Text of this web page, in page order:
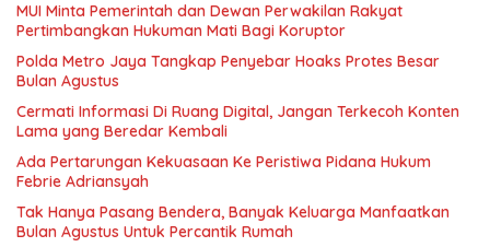
MUI Minta Pemerintah dan Dewan Perwakilan Rakyat
Pertimbangkan Hukuman Mati Bagi Koruptor
Polda Metro Jaya Tangkap Penyebar Hoaks Protes Besar
Bulan Agustus
Cermati Informasi Di Ruang Digital, Jangan Terkecoh Konten
Lama yang Beredar Kembali
Ada Pertarungan Kekuasaan Ke Peristiwa Pidana Hukum
Febrie Adriansyah
Tak Hanya Pasang Bendera, Banyak Keluarga Manfaatkan
Bulan Agustus Untuk Percantik Rumah